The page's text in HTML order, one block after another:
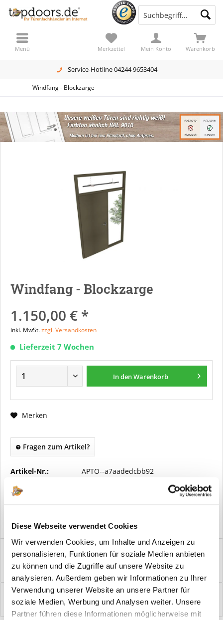
Diese Webseite verwendet Cookies
Wir verwenden Cookies, um Inhalte und Anzeigen zu
personalisieren, Funktionen für soziale Medien anbieten
zu können und die Zugriffe auf unsere Website zu
analysieren. Außerdem geben wir Informationen zu Ihrer
Verwendung unserer Website an unsere Partner für
soziale Medien, Werbung und Analysen weiter. Unsere
Partner führen diese Informationen möglicherweise mit
Service-Hotline 04244 9653404
Warenkorb
Merkzettel Mein Konto
Menü
Windfang - Blockzarge
Windfang - Blockzarge
1.150,00 € *
inkl. MwSt.zzgl. Versandkosten
Lieferzeit 7 Wochen
In denWarenkorb
Merken
Fragen zum Artikel?
Artikel-Nr.: APTO--a7aadedcbb92
Vorteile
Windfangelemente online am Bildschirm konfigurieren und
einbaufertig bestellen. In wenigen...
Bewertungen
0
Bewertungen lesen, schreiben und diskutieren...mehr